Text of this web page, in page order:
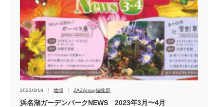
2023/3/16 地域 ZAZAmag編集部
浜名湖ガーデンパークNEWS 2023年3月〜4月